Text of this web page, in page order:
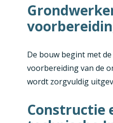
De bouw begint met
voorbereiding van de
wordt zorgvuldig
Constructie